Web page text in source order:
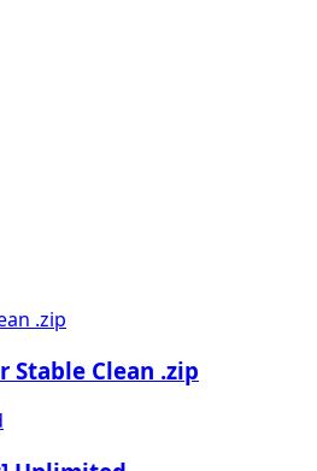
Stable Clean .zip